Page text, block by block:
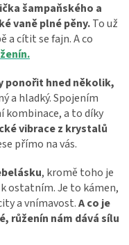
šampaňského a
vaně plné pěny.To už
a cítit se fajn. A co
ponořit hned několik,
a hladký. Spojením
kombinace, a to díky
vibrace z krystalů
přímo na vás.
, kromě toho je
ostatním. Je to kámen,
a vnímavost.A co je
růženín nám dává sílu